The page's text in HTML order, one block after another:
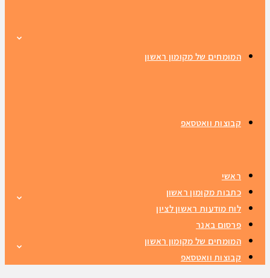
המומחים של מקומון ראשון
קבוצות וואטסאפ
ראשי
כתבות מקומון ראשון
לוח מודעות ראשון לציון
פרסום באנר
המומחים של מקומון ראשון
קבוצות וואטסאפ